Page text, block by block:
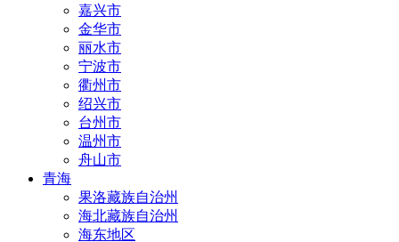
嘉兴市
金华市
丽水市
宁波市
衢州市
绍兴市
台州市
温州市
舟山市
青海
果洛藏族自治州
海北藏族自治州
海东地区